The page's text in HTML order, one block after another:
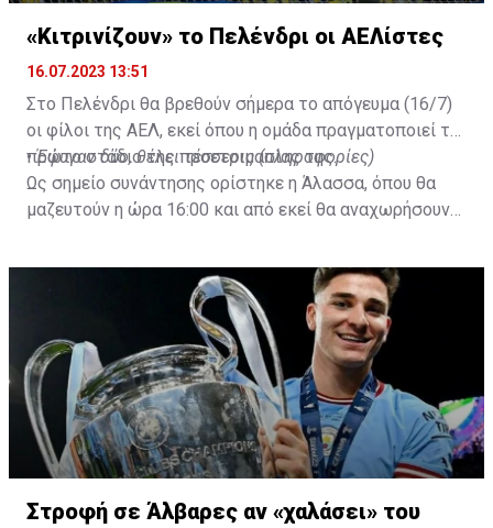
«Κιτρινίζουν» το Πελένδρι οι ΑΕΛίστες
16.07.2023 13:51
Στο Πελένδρι θα βρεθούν σήμερα το απόγευμα (16/7)
οι φίλοι της ΑΕΛ, εκεί όπου η ομάδα πραγματοποιεί το
πρώτο στάδιο της προετοιμασίας της.
•Έφυγαν δύο, θέλει τέσσερις (πληροφορίες)
Ως σημείο συνάντησης ορίστηκε η Άλασσα, όπου θα
μαζευτούν η ώρα 16:00 και από εκεί θα αναχωρήσουν
δώοσυν το παρών τους στην απογευματινή προπόνηση
Στροφή σε Άλβαρες αν «χαλάσει» του